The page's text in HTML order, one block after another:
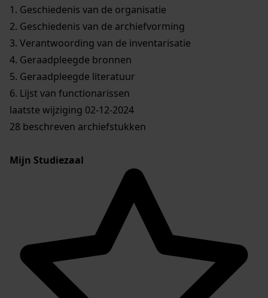
1. Geschiedenis van de organisatie
2. Geschiedenis van de archiefvorming
3. Verantwoording van de inventarisatie
4. Geraadpleegde bronnen
5. Geraadpleegde literatuur
6. Lijst van functionarissen
laatste wijziging 02-12-2024
28 beschreven archiefstukken
Mijn Studiezaal